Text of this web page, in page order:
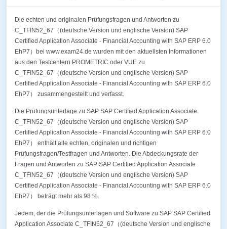
Die echten und originalen Prüfungsfragen und Antworten zu
C_TFIN52_67（(deutsche Version und englische Version) SAP
Certified Application Associate - Financial Accounting with SAP ERP 6.0
EhP7）bei www.exam24.de wurden mit den aktuellsten Informationen
aus den Testcentern PROMETRIC oder VUE zu
C_TFIN52_67（(deutsche Version und englische Version) SAP
Certified Application Associate - Financial Accounting with SAP ERP 6.0
EhP7） zusammengestellt und verfasst.
Die Prüfungsunterlage zu SAP SAP Certified Application Associate
C_TFIN52_67（(deutsche Version und englische Version) SAP
Certified Application Associate - Financial Accounting with SAP ERP 6.0
EhP7） enthält alle echten, originalen und richtigen
Prüfungsfragen/Testfragen und Antworten. Die Abdeckungsrate der
Fragen und Antworten zu SAP SAP Certified Application Associate
C_TFIN52_67（(deutsche Version und englische Version) SAP
Certified Application Associate - Financial Accounting with SAP ERP 6.0
EhP7） beträgt mehr als 98 %.
Jedem, der die Prüfungsunterlagen und Software zu SAP SAP Certified
Application Associate C_TFIN52_67（(deutsche Version und englische